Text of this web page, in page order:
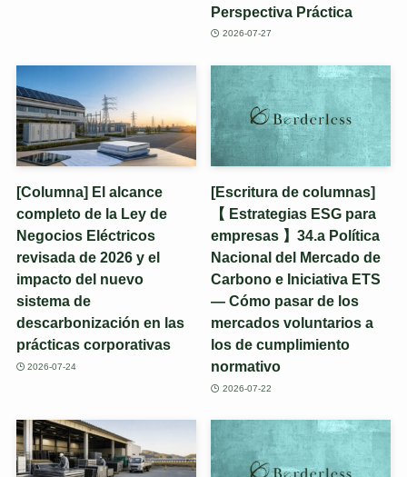
Perspectiva Práctica
2026-07-27
[Columna] El alcance
completo de la Ley de
Negocios Eléctricos
revisada de 2026 y el
impacto del nuevo
sistema de
descarbonización en las
prácticas corporativas
2026-07-24
[Escritura de columnas]
【 Estrategias ESG para
empresas 】34.a Política
Nacional del Mercado de
Carbono e Iniciativa ETS
— Cómo pasar de los
mercados voluntarios a
los de cumplimiento
normativo
2026-07-22